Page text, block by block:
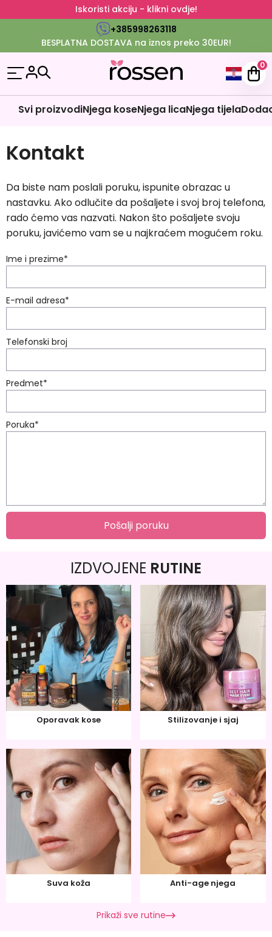
Iskoristi akciju - klikni ovdje!
+385998263118
BESPLATNA DOSTAVA na iznos preko 30EUR!
0
Svi proizvodiNjega koseNjega licaNjega tijela
Kontakt
Da biste nam poslali poruku, ispunite obrazac u
nastavku. Ako odlučite da pošaljete i svoj broj telefona,
rado ćemo vas nazvati. Nakon što pošaljete svoju
poruku, javićemo vam se u najkraćem mogućem roku.
Ime i prezime*
E-mail adresa*
Telefonski broj
Predmet*
Poruka*
Pošalji poruku
IZDVOJENE RUTINE
Oporavak kose Stilizovanje i sjaj
Suva koža Anti-age njega
Prikaži sve rutine